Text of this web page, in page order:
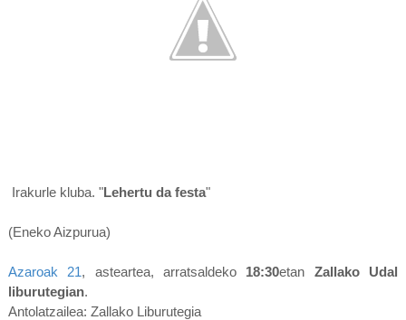
Irakurle kluba. "Lehertu da festa"
(Eneko Aizpurua)
Azaroak 21, asteartea, arratsaldeko 18:30etan Zallako Udal
liburutegian.
Antolatzailea: Zallako Liburutegia